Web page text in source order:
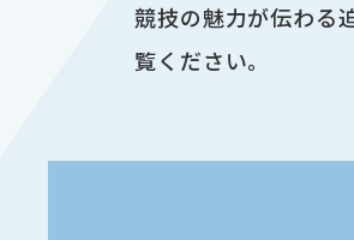
競技の魅力が伝わる
覧ください。